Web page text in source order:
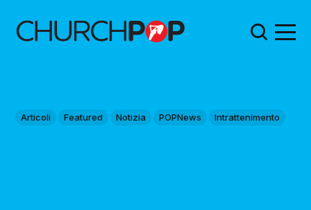
Articoli Featured Notizia POPNews Intrattenimento